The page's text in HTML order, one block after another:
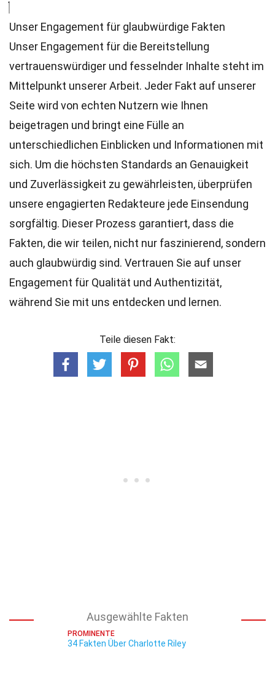
Unser Engagement für glaubwürdige Fakten
Unser Engagement für die Bereitstellung
vertrauenswürdiger und fesselnder Inhalte steht im
Mittelpunkt unserer Arbeit. Jeder Fakt auf unserer
Seite wird von echten Nutzern wie Ihnen
beigetragen und bringt eine Fülle an
unterschiedlichen Einblicken und Informationen mit
sich. Um die höchsten Standards an Genauigkeit
und Zuverlässigkeit zu gewährleisten, überprüfen
unsere engagierten Redakteure jede Einsendung
sorgfältig. Dieser Prozess garantiert, dass die
Fakten, die wir teilen, nicht nur faszinierend, sondern
auch glaubwürdig sind. Vertrauen Sie auf unser
Engagement für Qualität und Authentizität,
während Sie mit uns entdecken und lernen.
Teile diesen Fakt:
Ausgewählte Fakten
PROMINENTE
34 Fakten Über Charlotte Riley